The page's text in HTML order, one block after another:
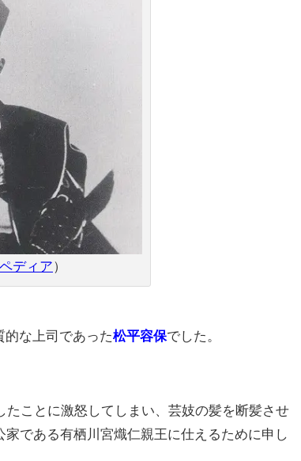
ディア）
的な上司であった松平容保でした。
ことに激怒してしまい、芸妓の髪を断髪させ
である有栖川宮熾仁親王に仕えるために申し